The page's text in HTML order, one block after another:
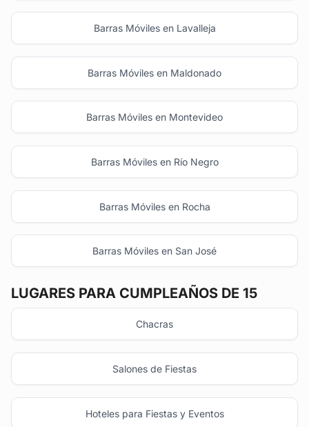
Barras Móviles en Lavalleja
Barras Móviles en Maldonado
Barras Móviles en Montevideo
Barras Móviles en Río Negro
Barras Móviles en Rocha
Barras Móviles en San José
LUGARES PARA CUMPLEAÑOS DE 15
Chacras
Salones de Fiestas
Hoteles para Fiestas y Eventos